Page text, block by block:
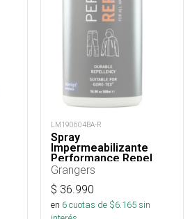
LM190604BA-R
Spray
Impermeabilizante
Performance Repel
Plus 500 Ml
Grangers
$ 36.990
en 6cuotas de $6.165sin